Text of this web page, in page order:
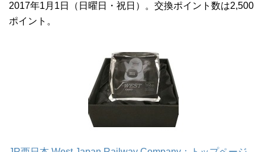
2017年1月1日（日曜日・祝日）。交換ポイント数は2,500
ポイント。